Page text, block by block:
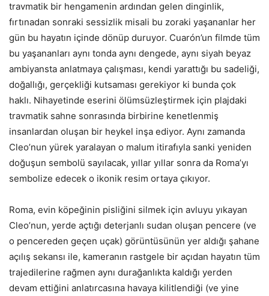
travmatik bir hengamenin ardından gelen dinginlik,
fırtınadan sonraki sessizlik misali bu zoraki yaşananlar her
gün bu hayatın içinde dönüp duruyor. Cuarón’un filmde tüm
bu yaşananları aynı tonda aynı dengede, aynı siyah beyaz
ambiyansta anlatmaya çalışması, kendi yarattığı bu sadeliği,
doğallığı, gerçekliği kutsaması gerekiyor ki bunda çok
haklı. Nihayetinde eserini ölümsüzleştirmek için plajdaki
travmatik sahne sonrasında birbirine kenetlenmiş
insanlardan oluşan bir heykel inşa ediyor. Aynı zamanda
Cleo’nun yürek yaralayan o malum itirafıyla sanki yeniden
doğuşun sembolü sayılacak, yıllar yıllar sonra da Roma’yı
sembolize edecek o ikonik resim ortaya çıkıyor.
Roma, evin köpeğinin pisliğini silmek için avluyu yıkayan
Cleo’nun, yerde açtığı deterjanlı sudan oluşan pencere (ve
o pencereden geçen uçak) görüntüsünün yer aldığı şahane
açılış sekansı ile, kameranın rastgele bir açıdan hayatın tüm
trajedilerine rağmen aynı durağanlıkta kaldığı yerden
devam ettiğini anlatırcasına havaya kilitlendiği (ve yine